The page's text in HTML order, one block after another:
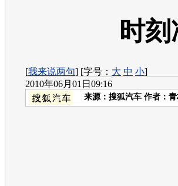
时
[我来说两句] [字号： 大 中 小]
2010年06月01日09:16
来源： 搜狐汽车 作者：